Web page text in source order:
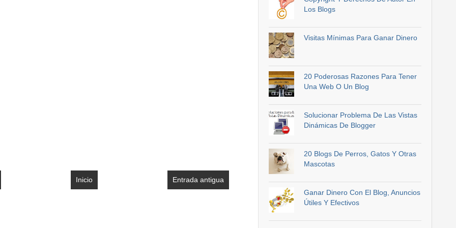
Entrada antigua
Inicio
Los Blogs
Visitas Mínimas Para Ganar Dinero
20 Poderosas Razones Para Tener
Una Web O Un Blog
Solucionar Problema De Las Vistas
Dinámicas De Blogger
20 Blogs De Perros, Gatos Y Otras
Mascotas
Ganar Dinero Con El Blog, Anuncios
Útiles Y Efectivos